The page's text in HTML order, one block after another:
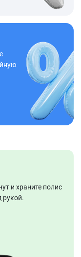
и храните полис
рукой.